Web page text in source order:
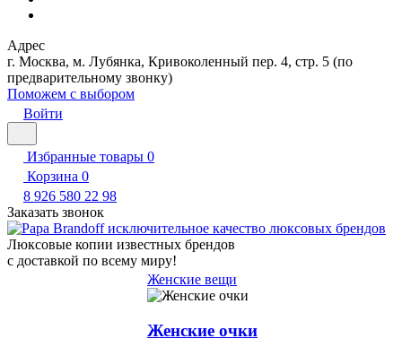
Адрес
г. Москва, м. Лубянка, Кривоколенный пер. 4, стр. 5 (по
предварительному звонку)
Поможем с выбором
Войти
Избранные товары 0
Корзина 0
8 926 580 22 98
Заказать звонок
Люксовые копии известных брендов
с доставкой по всему миру!
Женские вещи
Женские очки